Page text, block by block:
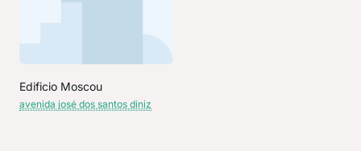
Edificio Moscou
avenida josé dos santos diniz